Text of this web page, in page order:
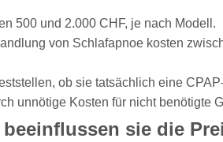
500 und 2.000 CHF, je nach Modell.
von Schlafapnoe kosten
ob sie tatsächlich eine
unnötige Kosten für nicht benötigte
sie die